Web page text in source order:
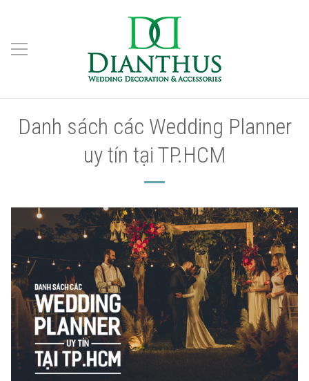
Danh sách các Wedding Planner
uy tín tại TP.HCM